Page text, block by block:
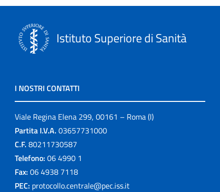
Istituto Superiore di Sanità
I NOSTRI CONTATTI
Viale Regina Elena 299, 00161 – Roma (I)
Partita I.V.A. 03657731000
C.F. 80211730587
Telefono: 06 4990 1
Fax: 06 4938 7118
PEC: protocollo.centrale@pec.iss.it